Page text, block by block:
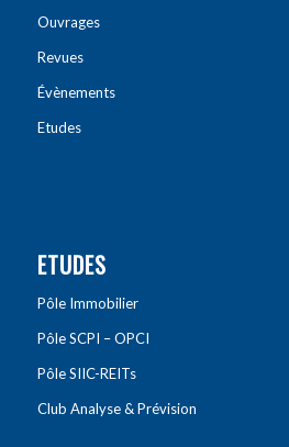
Ouvrages
Revues
Évènements
Etudes
ETUDES
Pôle Immobilier
Pôle SCPI – OPCI
Pôle SIIC-REITs
Club Analyse & Prévision